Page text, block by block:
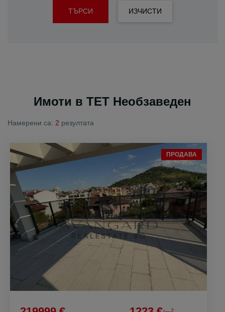
ТЪРСИ ИЗЧИСТИ
Имоти в ТЕТ Необзаведен
Намерени са: 2 резултата
ПРОДАВА
2